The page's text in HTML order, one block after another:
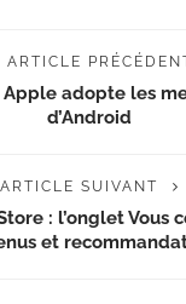
ARTICLE
Apple adopte les
d’Android
ARTICLE SUIVANT
: l’onglet Vous
et